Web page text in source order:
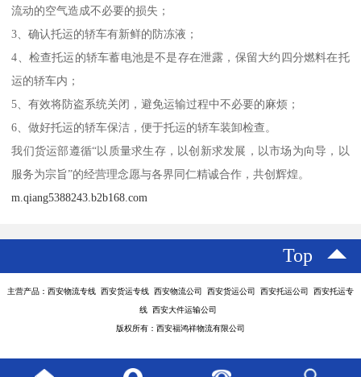
流动的空气造成不必要的损失；
3、确认托运的轿车有新鲜的防冻液；
4、检查托运的轿车蓄电池是不是存在泄露，保留大约四分燃料在托
运的轿车内；
5、有效将防盗系统关闭，避免运输过程中不必要的麻烦；
6、做好托运的轿车保洁，便于托运的轿车装卸检查。
我们货运部遵循“以质量求生存，以创新求发展，以市场为向导，以
服务为宗旨”的经营理念愿与各界同仁精诚合作，共创辉煌。
m.qiang5388243.b2b168.com
Top
主营产品：西安物流专线 西安货运专线 西安物流公司 西安货运公司 西安托运公司 西安托运专
线 西安大件运输公司
版权所有：西安福鸿祥物流有限公司